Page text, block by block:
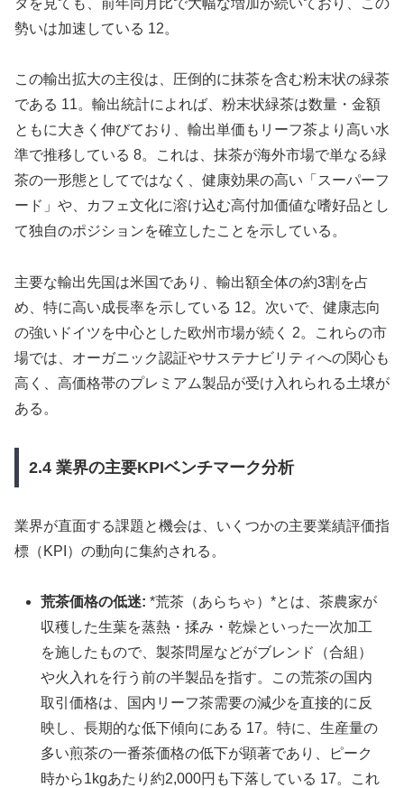
勢いは加速している 12。
この輸出拡大の主役は、圧倒的に抹茶を含む粉末状の緑茶
である 11。輸出統計によれば、粉末状緑茶は数量・金額
ともに大きく伸びており、輸出単価もリーフ茶より高い水
準で推移している 8。これは、抹茶が海外市場で単なる緑
茶の一形態としてではなく、健康効果の高い「スーパーフ
ード」や、カフェ文化に溶け込む高付加価値な嗜好品とし
て独自のポジションを確立したことを示している。
主要な輸出先国は米国であり、輸出額全体の約3割を占
め、特に高い成長率を示している 12。次いで、健康志向
の強いドイツを中心とした欧州市場が続く 2。これらの市
場では、オーガニック認証やサステナビリティへの関心も
高く、高価格帯のプレミアム製品が受け入れられる土壌が
ある。
2.4 業界の主要KPIベンチマーク分析
業界が直面する課題と機会は、いくつかの主要業績評価指
標（KPI）の動向に集約される。
荒茶価格の低迷: *荒茶（あらちゃ）*とは、茶農家が
収穫した生葉を蒸熱・揉み・乾燥といった一次加工
を施したもので、製茶問屋などがブレンド（合組）
や火入れを行う前の半製品を指す。この荒茶の国内
取引価格は、国内リーフ茶需要の減少を直接的に反
映し、長期的な低下傾向にある 17。特に、生産量の
多い煎茶の一番茶価格の低下が顕著であり、ピーク
時から1kgあたり約2,000円も下落している 17。これ